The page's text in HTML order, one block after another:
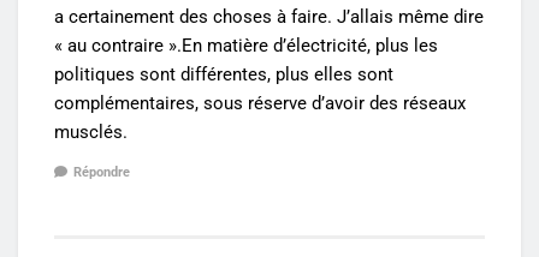
a certainement des choses à faire. J’allais même dire
« au contraire ».En matière d’électricité, plus les
politiques sont différentes, plus elles sont
complémentaires, sous réserve d’avoir des réseaux
musclés.
Répondre